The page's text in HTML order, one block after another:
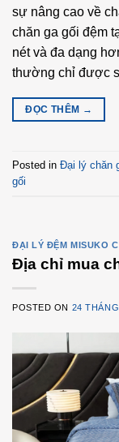
sự nâng cao về
chăn ga gối đệm
nét và đa dạng
thường chỉ được
ĐỌC THÊM →
Posted in Đại lý chăn
gối
ĐẠI LÝ ĐỆM MISUKO
Địa chỉ mua
POSTED ON 24